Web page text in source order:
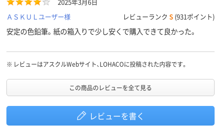
2025年3月6日
ＡＳＫＵＬユーザー様
レビューランク S (931ポイント)
安定の色鉛筆。紙の箱入りで少し安くで購入できて良かった。
※ レビューはアスクルWebサイト、LOHACOに投稿された内容です。
この商品のレビューを全て見る
レビューを書く